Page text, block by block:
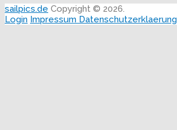
sailpics.de Copyright © 2026.
Login Impressum Datenschutzerklaerung